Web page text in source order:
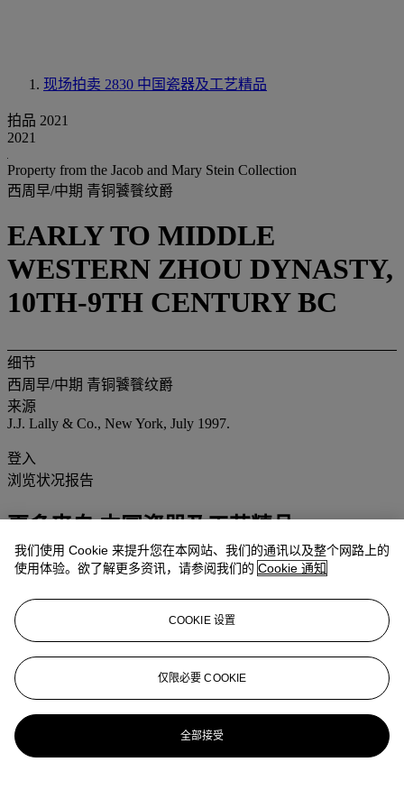
现场拍卖 2830 中国瓷器及工艺精品
拍品 2021
2021
Property from the Jacob and Mary Stein Collection
西周早/中期 青铜饕餮纹爵
EARLY TO MIDDLE
WESTERN ZHOU DYNASTY,
10TH-9TH CENTURY BC
细节
西周早/中期 青铜饕餮纹爵
来源
J.J. Lally & Co., New York, July 1997.
登入
浏览状况报告
更多来自中国瓷器及工艺精品
查看全部
我们使用 Cookie 来提升您在本网站、我们的通讯以及整个网路上的
使用体验。欲了解更多资讯，请参阅我们的 Cookie 通知
COOKIE 设置
仅限必要 COOKIE
全部接受